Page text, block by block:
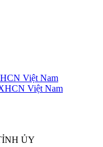
Việt Nam
Việt Nam
ỦY